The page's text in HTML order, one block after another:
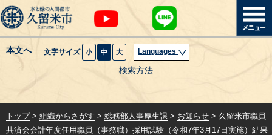
本文へ 文字サイズ 小 中 大 Languages
検索方法
暮らし・届出
健康・医療・福祉
トップ> 組織からさがす > 総務部人事厚生課 > お知らせ > 久留米市職員
共済会会計年度任用職員（事務職）採用試験（令和7年3月17日実施）結果